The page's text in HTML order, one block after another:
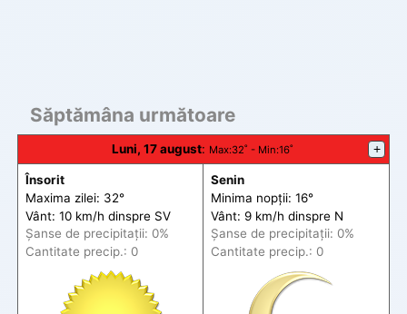
Săptămâna următoare
Luni, 17 august: Max:32˚ - Min:16˚ +
Însorit
Maxima zilei: 32°
Vânt: 10 km/h dinspre SV
Șanse de precipitații: 0%
Cantitate precip.: 0
Senin
Minima nopții: 16°
Vânt: 9 km/h dinspre N
Șanse de precipitații: 0%
Cantitate precip.: 0